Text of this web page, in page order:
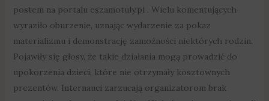
postem na portalu eszamotuly.pl . Wielu komentujących
wyraziło oburzenie, uznając wydarzenie za pokaz
materializmu i demonstrację zamożności niektórych rodzin.
Pojawiły się głosy, że takie działania mogą prowadzić do
upokorzenia dzieci, które nie otrzymały kosztownych
prezentów. Internauci zarzucają organizatorom brak